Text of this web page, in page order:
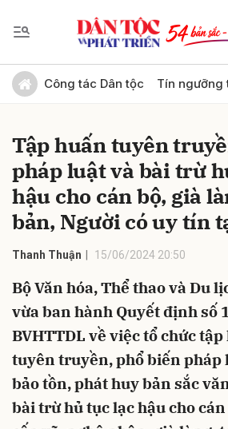
Công tác Dân tộc Tín ngưỡng
Tập huấn tuyên
pháp luật và bài trừ
hậu cho cán bộ, già
bản, Người có uy tín
Thanh Thuận 15/06/2024 20:50
Bộ Văn hóa, Thể thao và Du
vừa ban hành Quyết định số
BVHTTDL về việc tổ chức
tuyên truyền, phổ biến pháp
bảo tồn, phát huy bản sắc
bài trừ hủ tục lạc hậu cho
Gửi bình luận